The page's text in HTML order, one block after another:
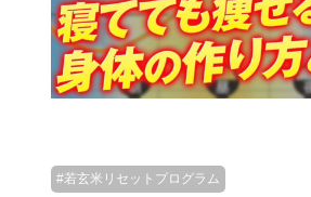
#若玄米リセットプログラム